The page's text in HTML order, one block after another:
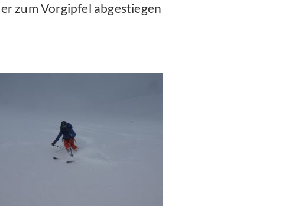
zum Vorgipfel abgestiegen